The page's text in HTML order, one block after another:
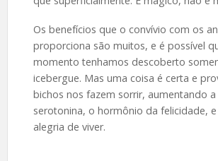
Os benefícios que o convívio com os
proporciona são muitos, e é possível
momento tenhamos descoberto
icebergue. Mas uma coisa é certa e
bichos nos fazem sorrir, aumentando a
serotonina, o hormônio da felicidade,
alegria de viver.